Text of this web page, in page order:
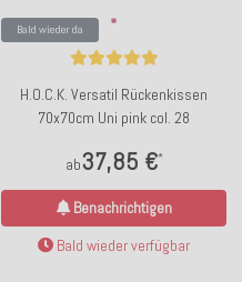
Bald wieder da
H.O.C.K. Versatil Rückenkissen
70x70cm Uni pink col. 28
ab37,85 €*
Benachrichtigen
Bald wieder verfügbar